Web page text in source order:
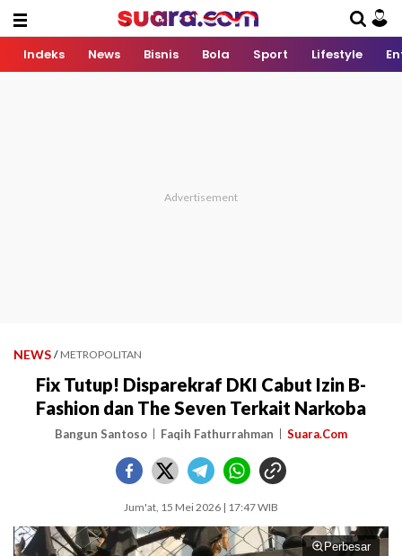
Indeks News Bisnis Bola Sport Lifestyle
NEWS / METROPOLITAN
Fix Tutup! Disparekraf DKI Cabut Izin B-
Fashion dan The Seven Terkait Narkoba
Bangun Santoso Faqih Fathurrahman Suara.Com
Jum'at, 15 Mei 2026 | 17:47 WIB
Perbesar